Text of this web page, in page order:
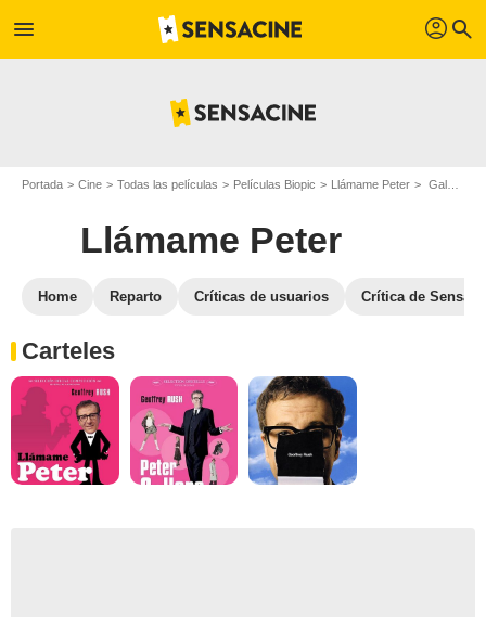
menu profil search
Portada Cine Todas las películas Películas Biopic Llámame Peter Galeria de fotos de la película Llámame Peter
Llámame Peter
Home Reparto Críticas de usuarios Crítica de
Carteles